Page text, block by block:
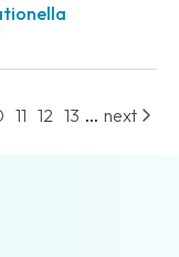
11 12 13 ... next